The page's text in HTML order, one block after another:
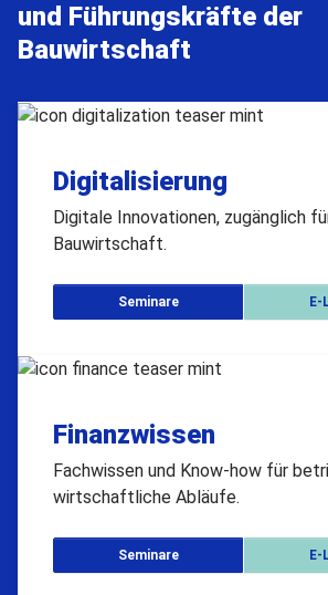
und Führungskräfte der
Bauwirtschaft
Digitalisierung
Digitale Innovationen, zugänglich
Bauwirtschaft.
Seminare E-
Finanzwissen
Fachwissen und Know-how für
wirtschaftliche Abläufe.
Seminare E-